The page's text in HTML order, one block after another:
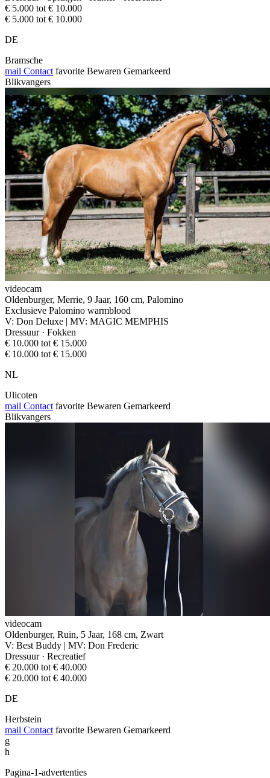
€ 5.000 tot € 10.000
€ 5.000 tot € 10.000
DE
Bramsche
mail Contact favorite Bewaren Gemarkeerd
Blikvangers
videocam
Oldenburger, Merrie, 9 Jaar, 160 cm, Palomino
Exclusieve Palomino warmblood
V: Don Deluxe | MV: MAGIC MEMPHIS
Dressuur · Fokken
€ 10.000 tot € 15.000
€ 10.000 tot € 15.000
NL
Ulicoten
mail Contact favorite Bewaren Gemarkeerd
Blikvangers
videocam
Oldenburger, Ruin, 5 Jaar, 168 cm, Zwart
V: Best Buddy | MV: Don Frederic
Dressuur · Recreatief
€ 20.000 tot € 40.000
€ 20.000 tot € 40.000
DE
Herbstein
mail Contact favorite Bewaren Gemarkeerd
g
h
Pagina-1-advertenties